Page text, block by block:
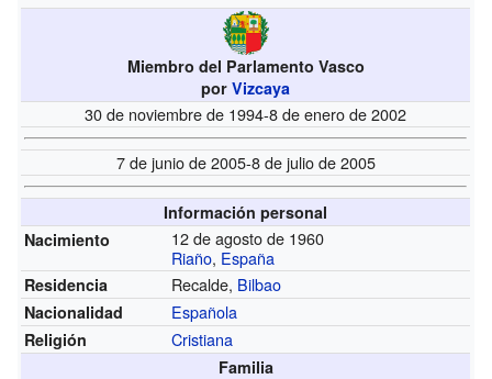
Miembro del Parlamento Vasco
porVizcaya
30 de noviembre de 1994-8 de enero de 2002
7 de junio de 2005-8 de julio de 2005
Información personal
Nacimiento
12 de agosto de 1960
Riaño, España
Residencia Recalde, Bilbao
Nacionalidad Española
Religión Cristiana
Familia